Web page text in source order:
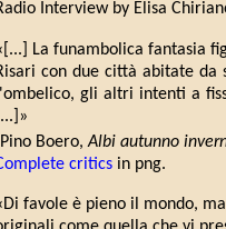
Interview by Elisa
La funambolica fantasia
con due città abitate
gli altri intenti a
Boero,Albi autunno
critics in png.
favole è pieno il mondo,